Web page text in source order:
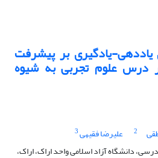
یاددهی-یادگیری بر پیشرفت
درس علوم تجربی به شیوه
2 علیرضا فقیهی3
دانشگاه آزاد اسلامی واحد اراک، اراک،